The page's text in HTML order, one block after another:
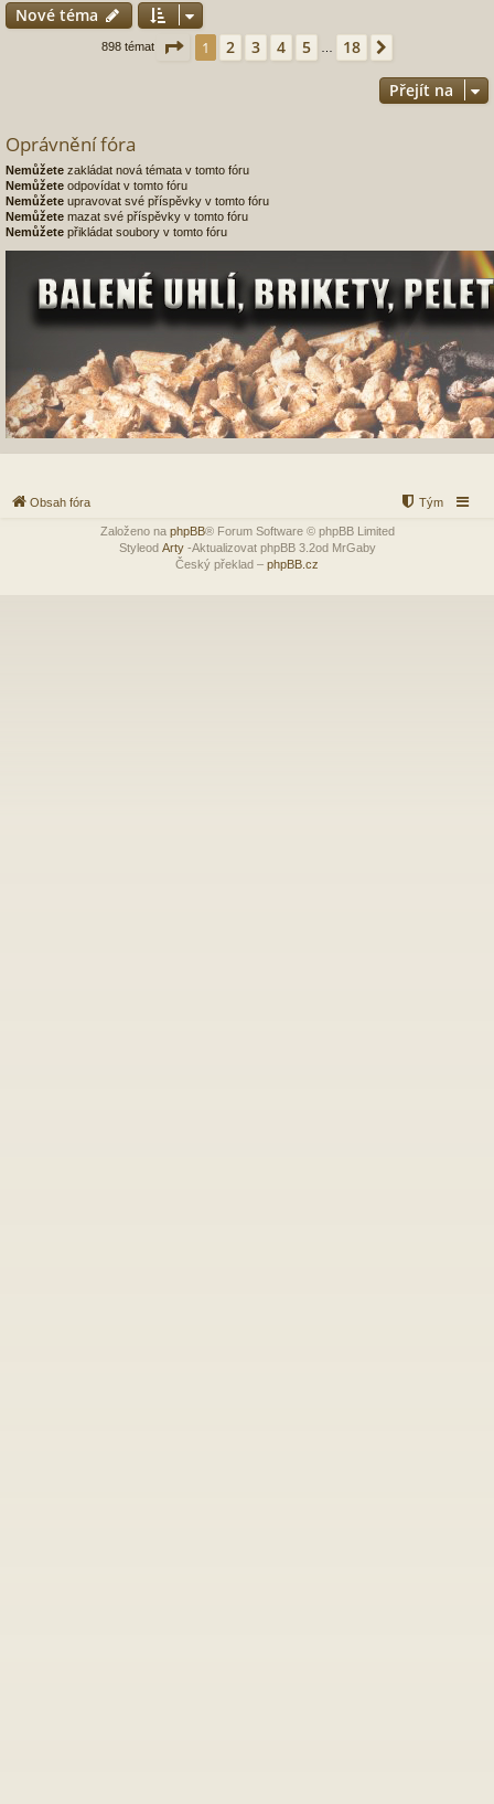
Nové téma
898 témat Stránka 1z 18
1 2 3 4 5 18
Přejít na
Oprávnění fóra
Nemůžete zakládat nová témata v tomto fóru
Nemůžete odpovídat v tomto fóru
Nemůžete upravovat své příspěvky v tomto fóru
Nemůžete mazat své příspěvky v tomto fóru
Nemůžete přikládat soubory v tomto fóru
Obsah fóra Tým
Založeno na phpBB® Forum Software © phpBB Limited
Styleod Arty-Aktualizovat phpBB 3.2od MrGaby
Český překlad – phpBB.cz